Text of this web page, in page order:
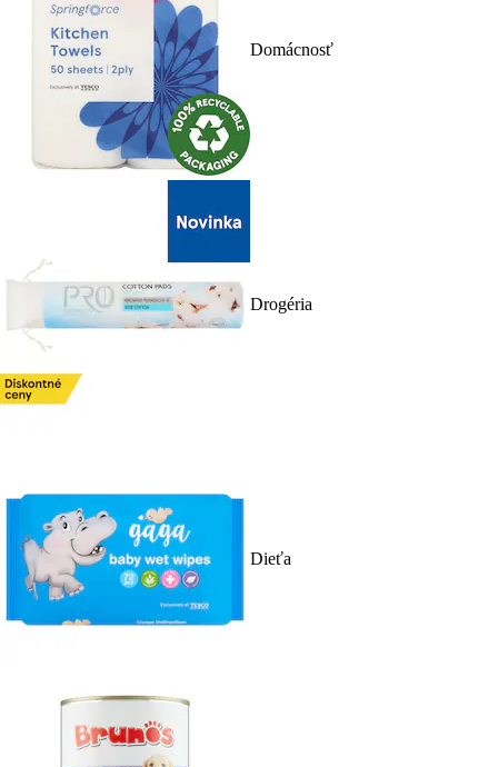
Domácnosť
Drogéria
Dieťa